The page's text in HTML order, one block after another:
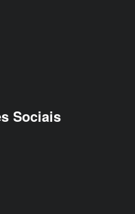
Sociais